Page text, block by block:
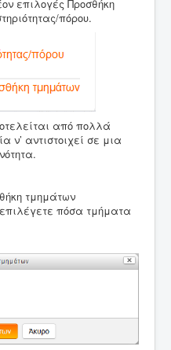
επιλογές Προσθήκη
πόρου.
από πολλά
αντιστοιχεί σε μια
τμημάτων
πόσα τμήματα